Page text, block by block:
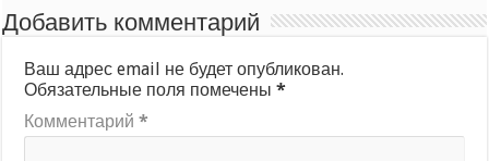
Добавить комментарий
Ваш адрес email не будет опубликован.
Обязательные поля помечены*
Комментарий*